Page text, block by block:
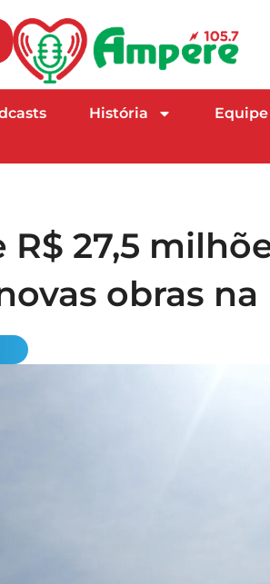
História Equipe
27,5
obras na